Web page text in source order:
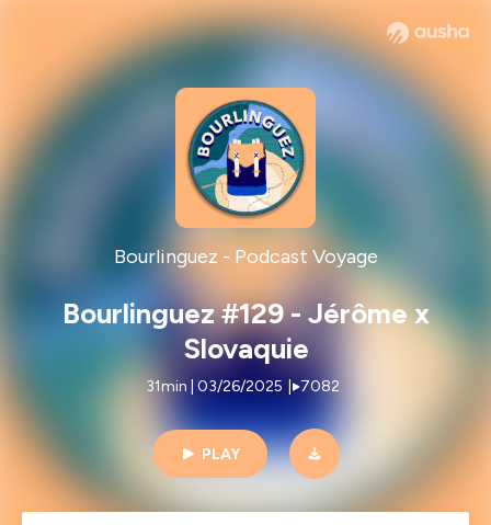
Bourlinguez - Podcast Voyage
Bourlinguez #129 - Jérôme x
Slovaquie
31min | 03/26/2025 7082
PLAY